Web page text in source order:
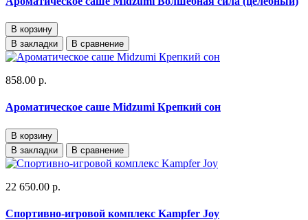
В корзину
В закладки
В сравнение
858.00 р.
Ароматическое саше Midzumi Крепкий сон
В корзину
В закладки
В сравнение
22 650.00 р.
Спортивно-игровой комплекс Kampfer Joy